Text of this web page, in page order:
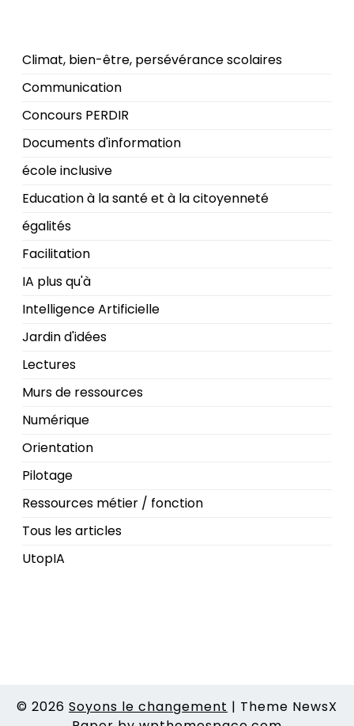
Climat, bien-être, persévérance scolaires
Communication
Concours PERDIR
Documents d'information
école inclusive
Education à la santé et à la citoyenneté
égalités
Facilitation
IA plus qu'à
Intelligence Artificielle
Jardin d'idées
Lectures
Murs de ressources
Numérique
Orientation
Pilotage
Ressources métier / fonction
Tous les articles
UtopIA
© 2026 Soyons le changement | Theme NewsX